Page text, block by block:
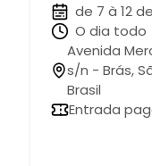
de 7 à 12
O dia todo
Avenida
s/n - Brás,
Brasil
Entrada